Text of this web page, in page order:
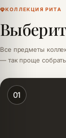
КОЛЛЕКЦИЯ РИТА
Все предметы
— так проще
01